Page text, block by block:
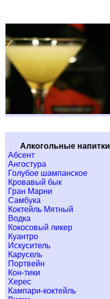
Алкогольные напитки
Абсент
Ангостура
Голубое шампанское
Кровавый бык
Гран Марни
Самбука
Коктейль Мятный
Водка
Кокосовый ликер
Куантро
Искуситель
Карусель
Портвейн
Кон-тики
Херес
Кампари-коктейль